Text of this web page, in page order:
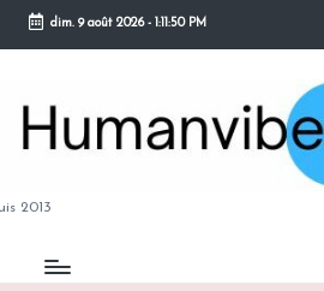
Skip
content
dim. 9 août 2026- 1:11:51 PM
2013